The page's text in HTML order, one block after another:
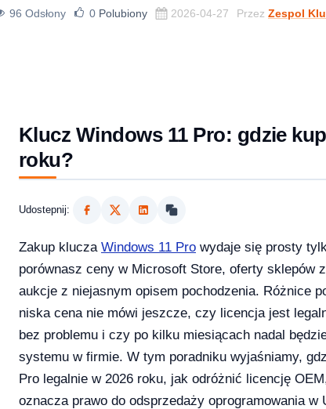
w 2026?
96 Odsłony 0 Polubiony 2026-04-27 Przez Zespol
Klucz Windows 11 Pro: gdzie
roku?
Udostepnij:
Zakup klucza Windows 11 Pro wydaje się prosty
porównasz ceny w Microsoft Store, oferty sklepów
aukcje z niejasnym opisem pochodzenia. Różnice
niska cena nie mówi jeszcze, czy licencja jest
bez problemu i czy po kilku miesiącach nadal
systemu w firmie. W tym poradniku wyjaśniamy,
Pro legalnie w 2026 roku, jak odróżnić licencję
oznacza prawo do odsprzedaży oprogramowania w